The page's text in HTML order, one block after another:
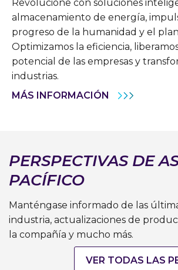
Revolucione con soluciones
almacenamiento de energía,
progreso de la humanidad y el
Optimizamos la eficiencia,
potencial de las empresas y
industrias.
MÁS INFORMACIÓN
PERSPECTIVAS DE
PACÍFICO
Manténgase informado de las
industria, actualizaciones de
la compañía y mucho más.
VER TODAS LAS